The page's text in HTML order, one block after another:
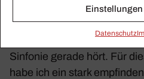
Einstellungen
Daten­schutz
ten­zi­eller Abgrund auf, oder
dunklen Grund­stim­mung
die Mensch­heit oder das
Sinfonie gerade hört. Für
habe ich ein stark